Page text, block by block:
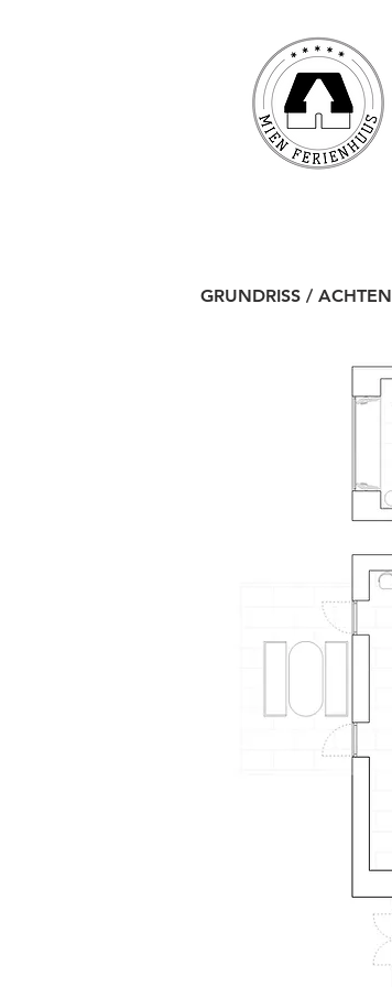
GRUNDRISS / ACHTEN